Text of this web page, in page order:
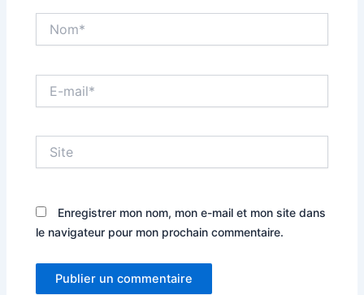
mail*
Enregistrer mon nom, mon e-mail et mon site dans
le navigateur pour mon prochain commentaire.